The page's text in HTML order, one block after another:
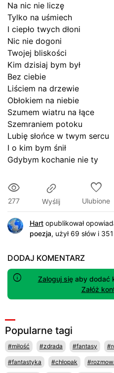
Na nic nie liczę
Tylko na uśmiech
I ciepło twych dłoni
Nic nie dogoni
Twojej bliskości
Kim dzisiaj bym był
Bez ciebie
Liściem na drzewie
Obłokiem na niebie
Szumem wiatru na łące
Szemraniem potoku
Lubię słońce w twym sercu
I o kim bym śnił
Gdybym kochanie nie ty
277 Wyślij Ulubione
Hartopublikował
poezja, użył 69 słów i
DODAJ KOMENTARZ
Zaloguj sięaby dodać
Załóż
Popularne tagi
#miłość #zdrada #fantasy
#fantastyka #chłopak